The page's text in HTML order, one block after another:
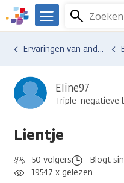
Overslaan
en
naar
gaan
We
er
je.
Kanker.nl
Zoeken
Menu
Ervaringen van anderen
Eline97
Triple-negatieve
Lientje
50 volgers
Blogt
19547 x gelezen